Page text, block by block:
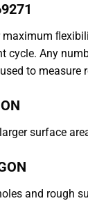
cycle. Any
to
surface
and rough